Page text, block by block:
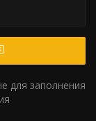
для заполнения